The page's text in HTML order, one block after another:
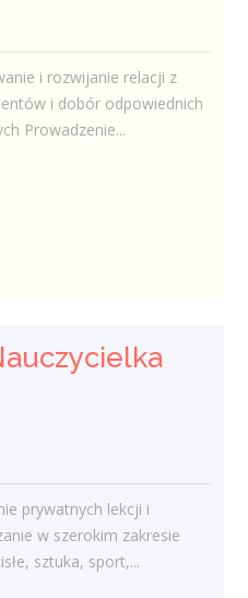
i rozwijanie relacji z
i dobór odpowiednich
Prowadzenie...
prywatnych lekcji i
w szerokim zakresie
sztuka, sport,...